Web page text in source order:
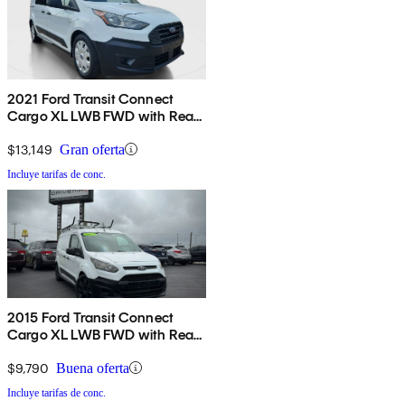
2021 Ford Transit Connect
Cargo XL LWB FWD with Rear
$13,149 Gran oferta
Incluye tarifas de conc.
2015 Ford Transit Connect
Cargo XL LWB FWD with Rear
$9,790 Buena oferta
Incluye tarifas de conc.